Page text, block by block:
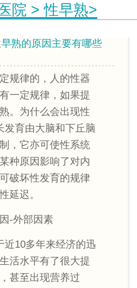
院 >性早熟>
熟的原因主要有哪些
规律的，人的性器
一定规律，如果提
。为什么会出现性
发育由大脑和下丘脑
，它亦可使性系统
种原因影响了对内
破坏性发育的规律
延迟。
-外部因素
近10多年来经济的迅
活水平有了很大提
甚至出现营养过